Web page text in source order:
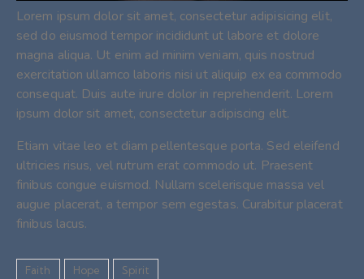
Lorem ipsum dolor sit amet, consectetur adipisicing elit,
sed do eiusmod tempor incididunt ut labore et dolore
magna aliqua. Ut enim ad minim veniam, quis nostrud
exercitation ullamco laboris nisi ut aliquip ex ea commodo
consequat. Duis aute irure dolor in reprehenderit. Lorem
ipsum dolor sit amet, consectetur adipiscing elit.
Etiam vitae leo et diam pellentesque porta. Sed eleifend
ultricies risus, vel rutrum erat commodo ut. Praesent
finibus congue euismod. Nullam scelerisque massa vel
augue placerat, a tempor sem egestas. Curabitur placerat
finibus lacus.
Faith Hope Spirit